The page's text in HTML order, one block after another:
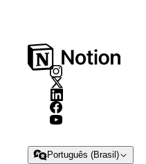
Português (Brasil)